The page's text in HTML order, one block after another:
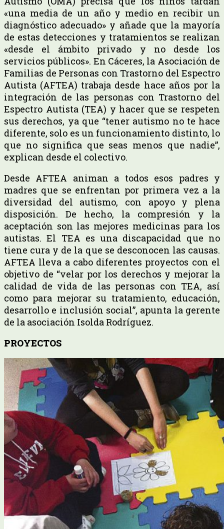
«una media de un año y medio en recibir un
diagnóstico adecuado» y añade que la mayoría
de estas detecciones y tratamientos se realizan
«desde el ámbito privado y no desde los
servicios públicos». En Cáceres, la Asociación de
Familias de Personas con Trastorno del Espectro
Autista (AFTEA) trabaja desde hace años por la
integración de las personas con Trastorno del
Espectro Autista (TEA) y hacer que se respeten
sus derechos, ya que “tener autismo no te hace
diferente, solo es un funcionamiento distinto, lo
que no significa que seas menos que nadie”,
explican desde el colectivo.
Desde AFTEA animan a todos esos padres y
madres que se enfrentan por primera vez a la
diversidad del autismo, con apoyo y plena
disposición. De hecho, la compresión y la
aceptación son las mejores medicinas para los
autistas. El TEA es una discapacidad que no
tiene cura y de la que se desconocen las causas.
AFTEA lleva a cabo diferentes proyectos con el
objetivo de “velar por los derechos y mejorar la
calidad de vida de las personas con TEA, así
como para mejorar su tratamiento, educación,
desarrollo e inclusión social”, apunta la gerente
de la asociación Isolda Rodríguez.
PROYECTOS